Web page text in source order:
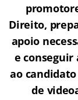
Direito,
apoio
e conseguir
ao
de